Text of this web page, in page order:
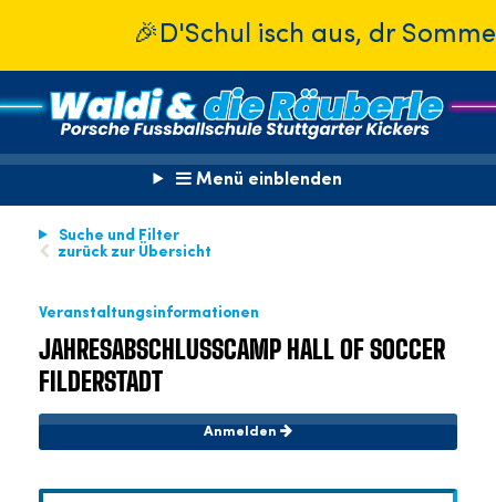
Menü einblenden
Suche und Filter
zurück zur Übersicht
Veranstaltungsinformationen
JAHRESABSCHLUSSCAMP HALL OF SOCCER
FILDERSTADT
Anmelden
🎉D'Schul isch aus, dr Sommer